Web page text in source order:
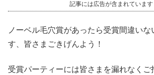
記事には広告が含まれています
ノーベル毛穴賞があったら受賞間違い
す、皆さまごきげんよう！
受賞パーティーには皆さまを漏れなくご